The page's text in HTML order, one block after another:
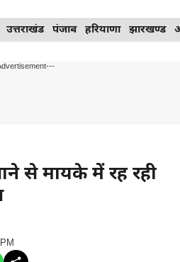
उत्तराखंड पंजाब हरियाणा झारखण्ड
से मायके में रह रही